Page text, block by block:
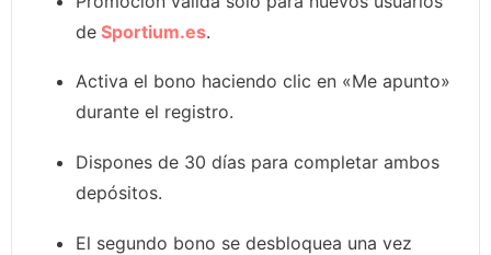
de Sportium.es.
Activa el bono haciendo clic en «Me apunto»
durante el registro.
Dispones de 30 días para completar ambos
depósitos.
El segundo bono se desbloquea una vez